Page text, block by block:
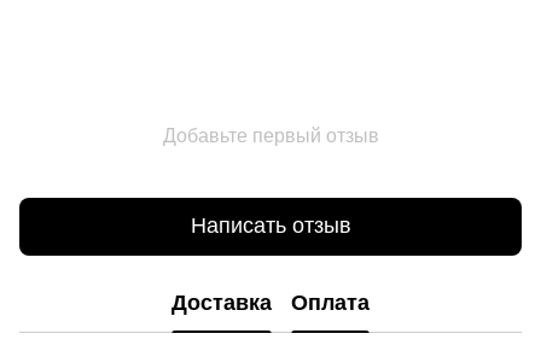
Добавьте первый отзыв
Написать отзыв
Доставка Оплата